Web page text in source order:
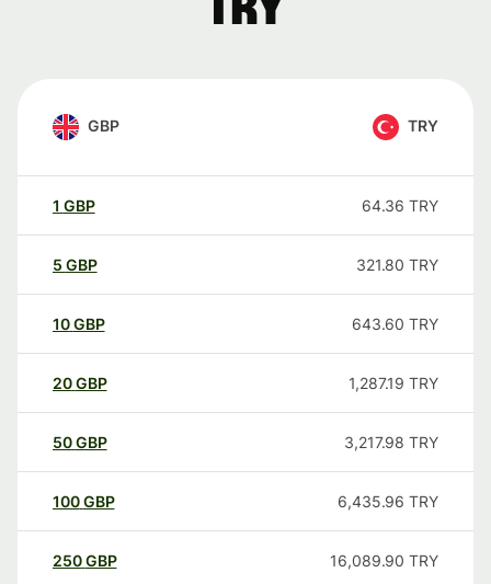
GBP TRY
1 GBP 64.36 TRY
5 GBP 321.80 TRY
10GBP 643.60 TRY
20GBP 1,287.19 TRY
50GBP 3,217.98 TRY
100GBP 6,435.96 TRY
250GBP 16,089.90 TRY